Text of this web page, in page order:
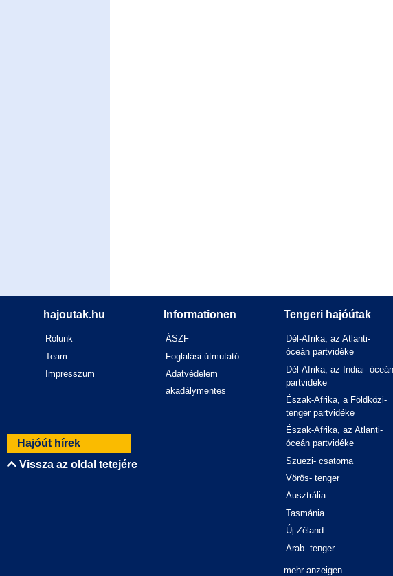
Hajóút hírek
Vissza az oldal tetejére
hajoutak.hu
Rólunk
Team
Impresszum
Informationen
ÁSZF
Foglalási útmutató
Adatvédelem
akadálymentes
Tengeri hajóútak
Dél-Afrika, az Atlanti-
óceán partvidéke
Dél-Afrika, az Indiai- óceán
partvidéke
Észak-Afrika, a Földközi-
tenger partvidéke
Észak-Afrika, az Atlanti-
óceán partvidéke
Szuezi- csatorna
Vörös- tenger
Ausztrália
Tasmánia
Új-Zéland
Arab- tenger
mehr anzeigen